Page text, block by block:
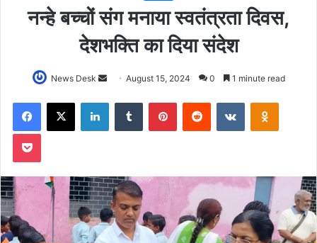
नन्हे बच्चों संग मनाया स्वतंत्रता दिवस,
देशभक्ति का दिया संदेश
News Desk
Send
email
August 15, 2024 0 1 minute read
Facebook
X LinkedInTumblr PinterestReddit VKontakte
Pocket